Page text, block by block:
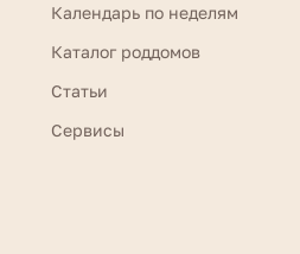
Календарь по неделям
Каталог роддомов
Статьи
Сервисы